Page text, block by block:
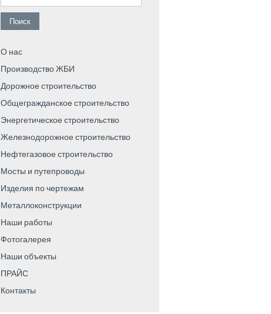
О нас
Производство ЖБИ
Дорожное строительство
Общегражданское строительство
Энергетическое строительство
Железнодорожное строительство
Нефтегазовое строительство
Мосты и путепроводы
Изделия по чертежам
Металлоконструкции
Наши работы
Фотогалерея
Наши объекты
ПРАЙС
Контакты